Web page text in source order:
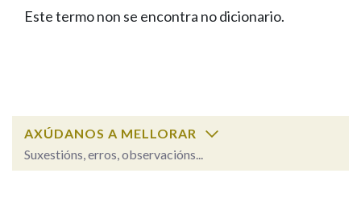
FIGURAS HOMENAXEADAS
PORTAL DAS PALABRAS
Facebook
TwitterYoutubeInstagram
Bluesky
BUSCAR NOS LEMAS
Remata por
Este termo non se encontra no dicionario.
AXÚDANOS A MELLORAR
Suxestións, erros, observacións...